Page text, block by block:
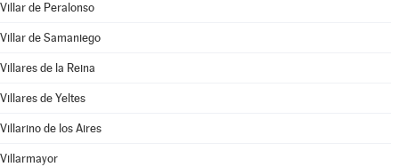
Villar de Peralonso
Villar de Samaniego
Villares de la Reina
Villares de Yeltes
Villarino de los Aires
Villarmayor